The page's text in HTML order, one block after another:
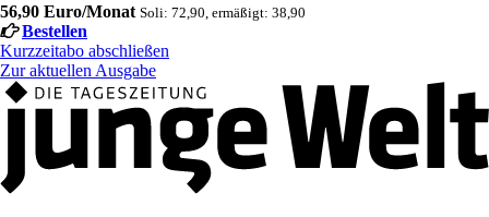
56,90 Euro/Monat Soli: 72,90, ermäßigt: 38,90
Bestellen
Kurzzeitabo abschließen
Zur aktuellen Ausgabe